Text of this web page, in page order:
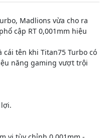
Madlions vừa cho ra
cập RT 0,001mm hiệu
cái tên khi Titan75 Turbo có
năng gaming vượt trội